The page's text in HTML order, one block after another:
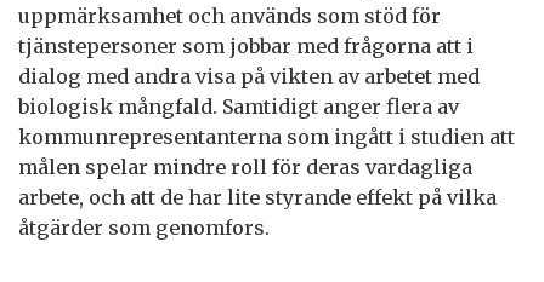
uppmärksamhet och används som stöd för
tjänstepersoner som jobbar med frågorna att i
dialog med andra visa på vikten av arbetet med
biologisk mångfald. Samtidigt anger flera av
kommunrepresentanterna som ingått i studien att
målen spelar mindre roll för deras vardagliga
arbete, och att de har lite styrande effekt på vilka
åtgärder som genomfors.